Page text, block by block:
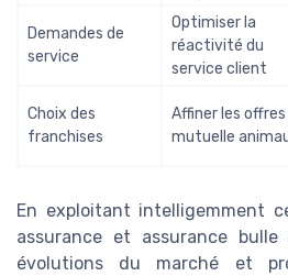
Demandes de
service
Optimiser la
réactivité du
service client
Choix des
franchises
Affiner les offres
mutuelle
En exploitant intelligemment
assurance et assurance
évolutions du marché et